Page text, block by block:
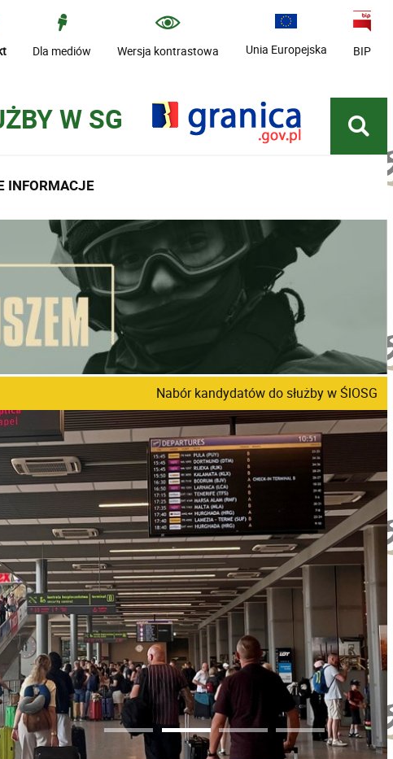
Dla mediów Wersja kontrastowa Unia Europejska BIP
W SG
INFORMACJE
Nabór kandydatów do służby w ŚlOSG